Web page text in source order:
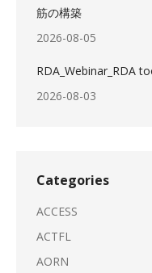
筋の構築
2026-08-05
RDA_Webinar_RDA
2026-08-03
Categories
ACCESS
ACTFL
AORN